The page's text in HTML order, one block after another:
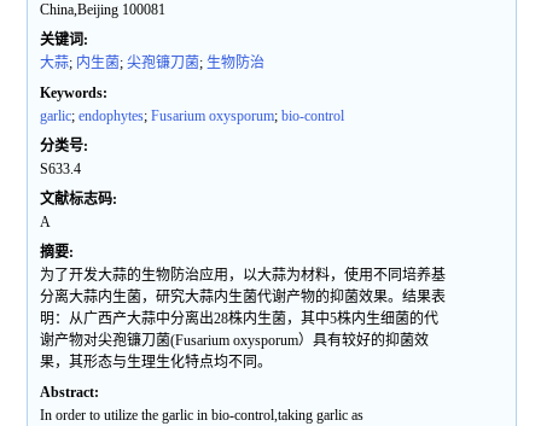
China,Beijing 100081
关键词:
大蒜; 内生菌;尖孢镰刀菌; 生物防治
Keywords:
garlic;endophytes;Fusarium oxysporum;bio-control
分类号:
S633.4
文献标志码:
A
摘要:
为了开发大蒜的生物防治应用，以大蒜为材料，使用不同培养基
分离大蒜内生菌，研究大蒜内生菌代谢产物的抑菌效果。结果表
明：从广西产大蒜中分离出28株内生菌，其中5株内生细菌的代
谢产物对尖孢镰刀菌(Fusarium oxysporum）具有较好的抑菌效
果，其形态与生理生化特点均不同。
Abstract:
In order to utilize the garlic in bio-control,taking garlic as